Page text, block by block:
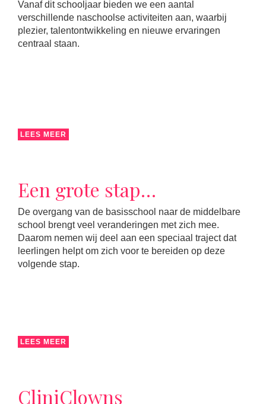
Vanaf dit schooljaar bieden we een aantal
verschillende naschoolse activiteiten aan, waarbij
plezier, talentontwikkeling en nieuwe ervaringen
centraal staan.
LEES MEER
Een grote stap…
De overgang van de basisschool naar de middelbare
school brengt veel veranderingen met zich mee.
Daarom nemen wij deel aan een speciaal traject dat
leerlingen helpt om zich voor te bereiden op deze
volgende stap.
LEES MEER
CliniClowns